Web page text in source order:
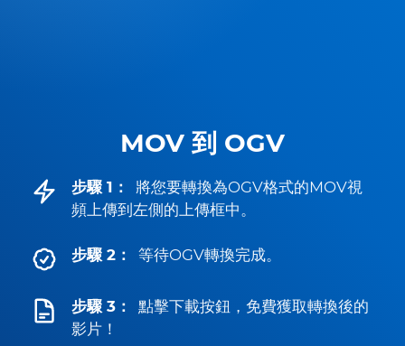
MOV 到 OGV
步驟 1：
將您要轉換為OGV格式的MOV視
頻上傳到左側的上傳框中。
步驟 2： 等待OGV轉換完成。
步驟 3：
點擊下載按鈕，免費獲取轉換後的
影片！